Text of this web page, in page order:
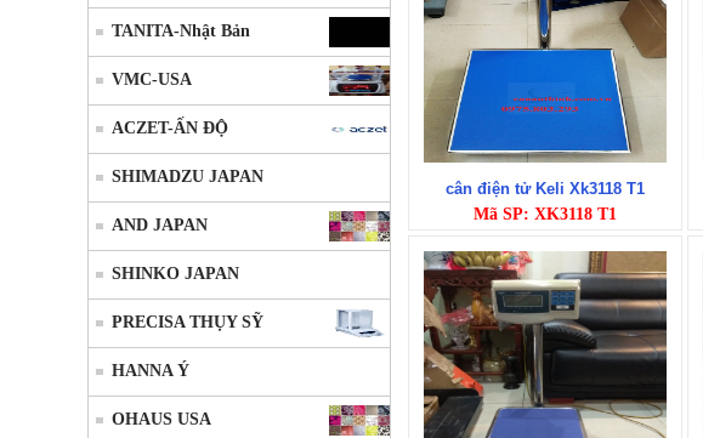
TANITA-Nhật Bản
VMC-USA
ACZET-ẤN ĐỘ
SHIMADZU JAPAN
AND JAPAN
SHINKO JAPAN
PRECISA THỤY SỸ
HANNA Ý
OHAUS USA
cân điện tử Keli Xk3118 T1
Mã SP: XK3118 T1